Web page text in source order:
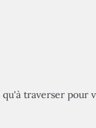
traverser pour